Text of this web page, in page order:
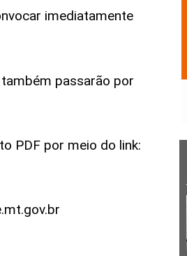
imediatamente
passarão por
PDF por meio do link: